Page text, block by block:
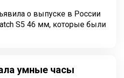
о выпуске в России
S5 46 мм, которые были
умные часы